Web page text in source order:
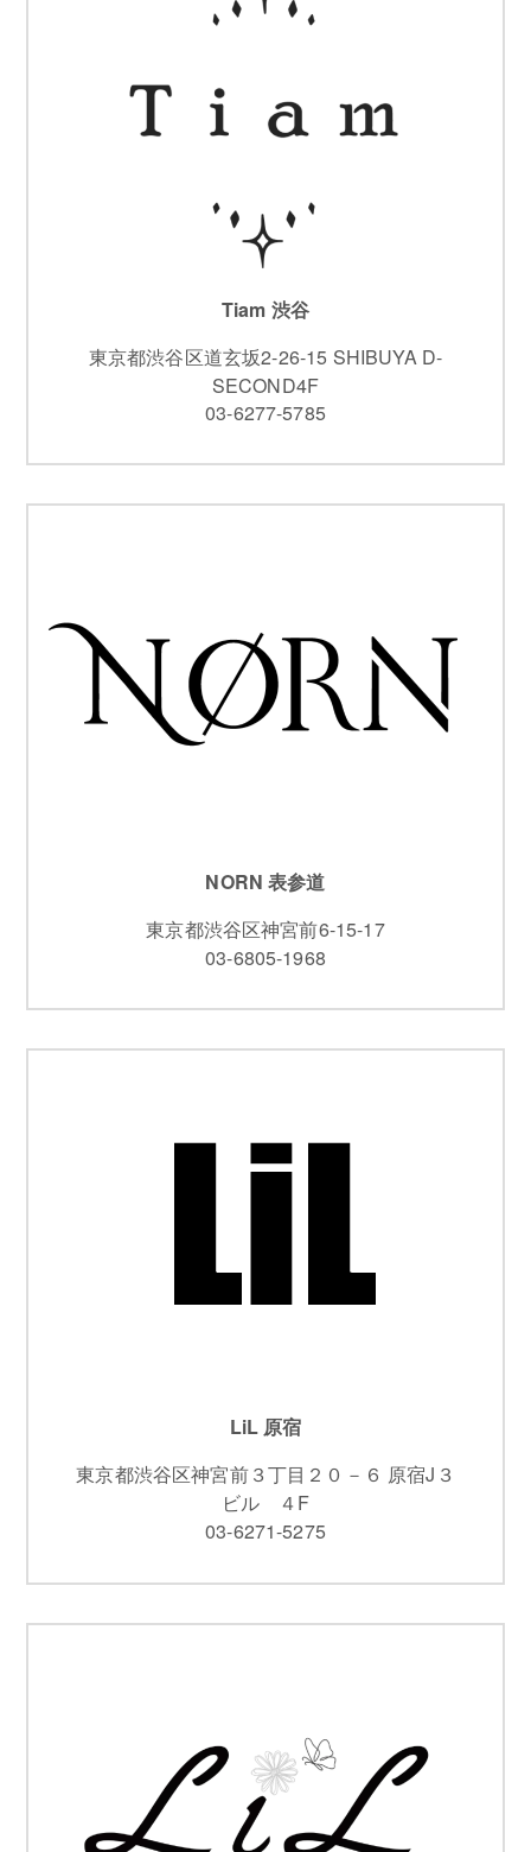
Tiam 渋谷
東京都渋谷区道玄坂2-26-15 SHIBUYA D-
SECOND4F
03-6277-5785
NORN 表参道
東京都渋谷区神宮前6-15-17
03-6805-1968
LiL 原宿
東京都渋谷区神宮前３丁目２０－６ 原宿J３
ビル ４F
03-6271-5275